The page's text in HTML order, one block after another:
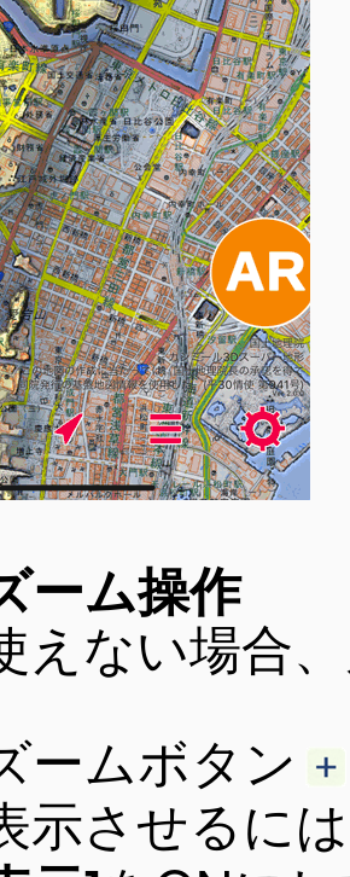
ーム操作
えない場合
ームボタン
示させるに